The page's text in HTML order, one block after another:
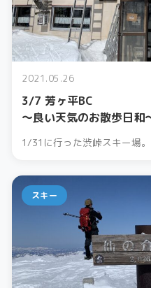
2021.05.26
3/7 芳ヶ平BC
〜良い天気のお散歩日和
1/31に行った渋峠スキー場。
スキー